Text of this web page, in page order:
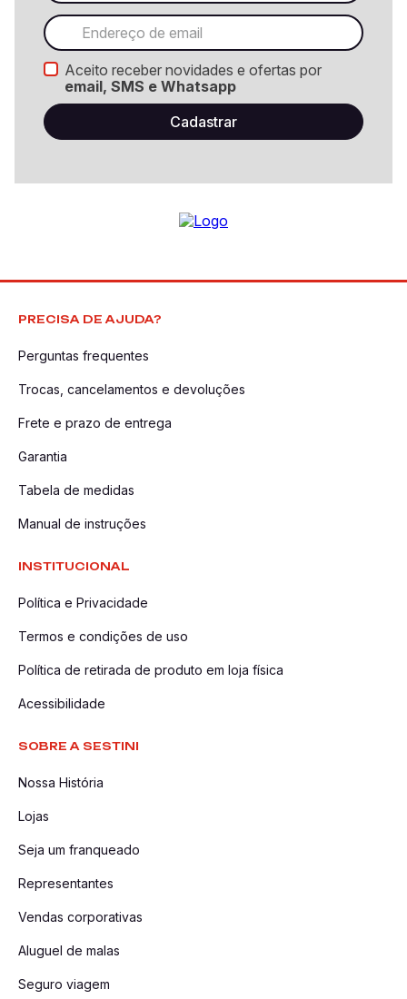
Aceito receber novidades e ofertas por
email, SMS e Whatsapp
PRECISA DE AJUDA?
Perguntas frequentes
Trocas, cancelamentos e devoluções
Frete e prazo de entrega
Garantia
Tabela de medidas
Manual de instruções
INSTITUCIONAL
Política e Privacidade
Termos e condições de uso
Política de retirada de produto em loja física
Acessibilidade
SOBRE A SESTINI
Nossa História
Lojas
Seja um franqueado
Representantes
Vendas corporativas
Aluguel de malas
Seguro viagem